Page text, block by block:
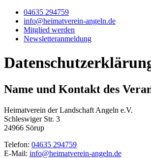
04635 294759
info@heimatverein-angeln.de
Mitglied werden
Newsletteranmeldung
Name und Kontakt des
Heimatverein der Landschaft Angeln e.V.
Schleswiger Str. 3
24966 Sörup
Telefon: 04635 294759
E-Mail: info@heimatverein-angeln.de